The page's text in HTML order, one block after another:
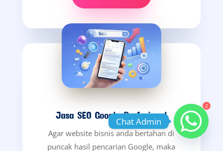
Jasa SEO Google Profesional
Agar website bisnis anda bertahan di
puncak hasil pencarian Google, maka
2
Chat Admin